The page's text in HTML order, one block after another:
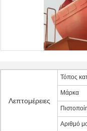
Λεπτομέρειες
Τόπος
Μάρκα
Αριθμό